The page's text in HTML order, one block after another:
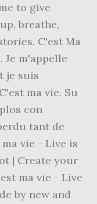
to give
breathe,
C'est Ma
Je m'appelle
je suis
ma vie. Su
con
tant de
vie - Live is
| Create your
ma vie - Live
by new and